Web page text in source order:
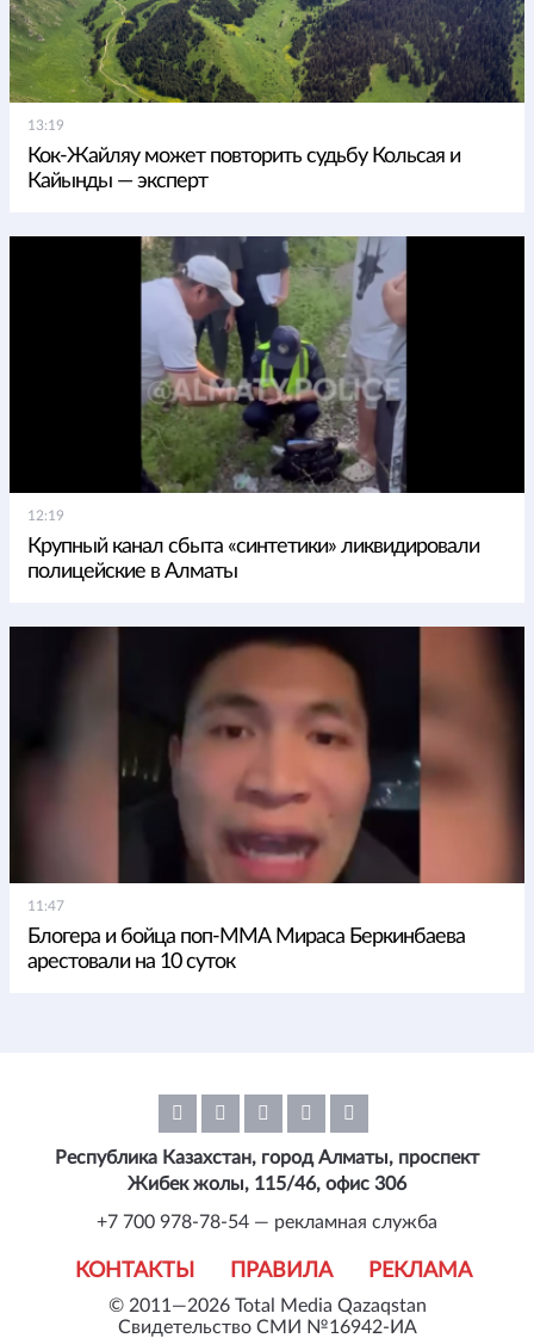
13:19
Кок-Жайляу может повторить судьбу Кольсая и
Кайынды — эксперт
12:19
Крупный канал сбыта «синтетики» ликвидировали
полицейские в Алматы
11:47
Блогера и бойца поп-ММА Мираса Беркинбаева
арестовали на 10 суток
© 2011—2026 Total Media Qazaqstan
Свидетельство СМИ №16942-ИА
КОНТАКТЫ ПРАВИЛА РЕКЛАМА
Республика Казахстан, город Алматы, проспект
Жибек жолы, 115/46, офис 306
+7 700 978-78-54 — рекламная служба